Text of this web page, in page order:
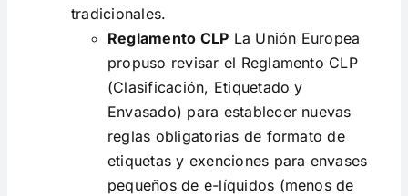
tradicionales.
Reglamento CLP La Unión Europea
propuso revisar el Reglamento CLP
(Clasificación, Etiquetado y
Envasado) para establecer nuevas
reglas obligatorias de formato de
etiquetas y exenciones para envases
pequeños de e-líquidos (menos de